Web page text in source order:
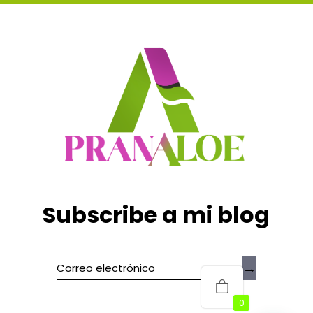
Subscribe a mi blog
→
0